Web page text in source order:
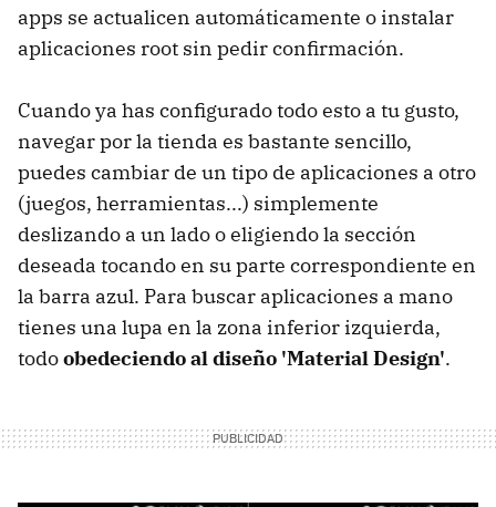
apps se actualicen automáticamente o instalar
aplicaciones root sin pedir confirmación.
Cuando ya has configurado todo esto a tu gusto,
navegar por la tienda es bastante sencillo,
puedes cambiar de un tipo de aplicaciones a otro
(juegos, herramientas...) simplemente
deslizando a un lado o eligiendo la sección
deseada tocando en su parte correspondiente en
la barra azul. Para buscar aplicaciones a mano
tienes una lupa en la zona inferior izquierda,
todoobedeciendo al diseño 'Material Design'.